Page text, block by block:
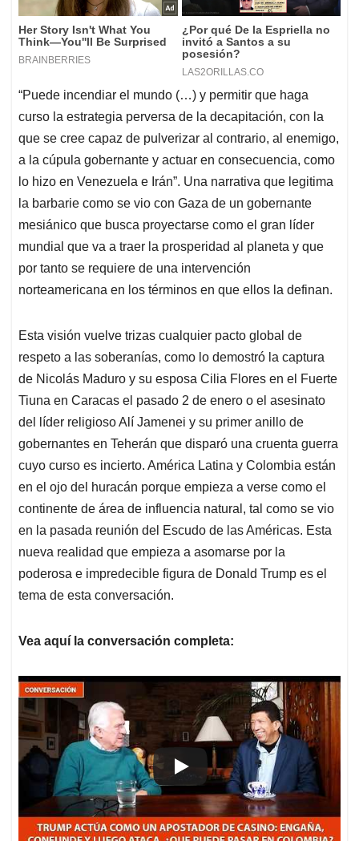
“Puede incendiar el mundo (…) y permitir que haga
curso la estrategia perversa de la decapitación, con la
que se cree capaz de pulverizar al contrario, al enemigo,
a la cúpula gobernante y actuar en consecuencia, como
lo hizo en Venezuela e Irán”. Una narrativa que legitima
la barbarie como se vio con Gaza de un gobernante
mesiánico que busca proyectarse como el gran líder
mundial que va a traer la prosperidad al planeta y que
por tanto se requiere de una intervención
norteamericana en los términos en que ellos la definan.
Esta visión vuelve trizas cualquier pacto global de
respeto a las soberanías, como lo demostró la captura
de Nicolás Maduro y su esposa Cilia Flores en el Fuerte
Tiuna en Caracas el pasado 2 de enero o el asesinato
del líder religioso Alí Jamenei y su primer anillo de
gobernantes en Teherán que disparó una cruenta guerra
cuyo curso es incierto. América Latina y Colombia están
en el ojo del huracán porque empieza a verse como el
continente de área de influencia natural, tal como se vio
en la pasada reunión del Escudo de las Américas. Esta
nueva realidad que empieza a asomarse por la
poderosa e impredecible figura de Donald Trump es el
tema de esta conversación.
Vea aquí la conversación completa: